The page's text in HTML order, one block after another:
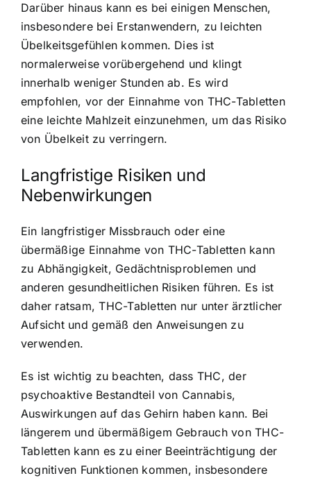
Darüber hinaus kann es bei einigen Menschen,
insbesondere bei Erstanwendern, zu leichten
Übelkeitsgefühlen kommen. Dies ist
normalerweise vorübergehend und klingt
innerhalb weniger Stunden ab. Es wird
empfohlen, vor der Einnahme von THC-Tabletten
eine leichte Mahlzeit einzunehmen, um das Risiko
von Übelkeit zu verringern.
Langfristige Risiken und
Nebenwirkungen
Ein langfristiger Missbrauch oder eine
übermäßige Einnahme von THC-Tabletten kann
zu Abhängigkeit, Gedächtnisproblemen und
anderen gesundheitlichen Risiken führen. Es ist
daher ratsam, THC-Tabletten nur unter ärztlicher
Aufsicht und gemäß den Anweisungen zu
verwenden.
Es ist wichtig zu beachten, dass THC, der
psychoaktive Bestandteil von Cannabis,
Auswirkungen auf das Gehirn haben kann. Bei
längerem und übermäßigem Gebrauch von THC-
Tabletten kann es zu einer Beeinträchtigung der
kognitiven Funktionen kommen, insbesondere